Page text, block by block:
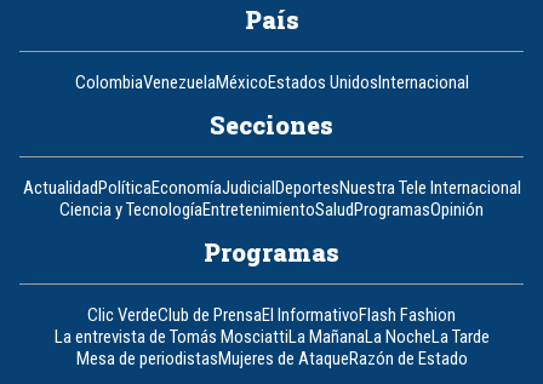
País
ColombiaVenezuelaMéxicoEstados UnidosInternacional
Secciones
ActualidadPolíticaEconomíaJudicialDeportesNuestra Tele Internacional
Ciencia y TecnologíaEntretenimientoSaludProgramasOpinión
Programas
Clic VerdeClub de PrensaEl InformativoFlash Fashion
La entrevista de Tomás MosciattiLa MañanaLa NocheLa Tarde
Mesa de periodistasMujeres de AtaqueRazón de Estado